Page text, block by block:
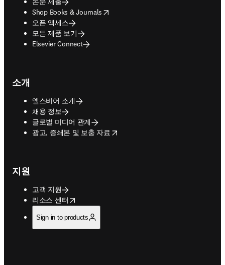
Shop Books & Journals
opens in new tab/window
오픈 액세스
모든 제품 보기
Elsevier Connect
소개
엘스비어 소개
채용 정보
글로벌 미디어 관계
광고, 증쇄본 및 보충 자료
opens in new tab/window
지원
고객 지원
리소스 센터
opens in new tab/window
Sign in to products